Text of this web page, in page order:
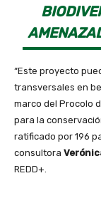
“Este proyecto
transversales en
marco del Procolo
para la
ratificado por 196
consultora
REDD+.